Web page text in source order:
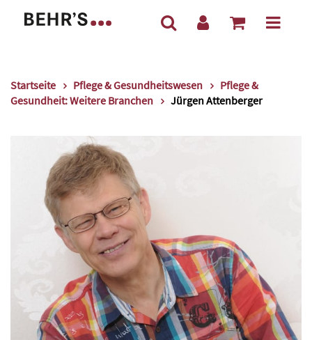
Startseite Pflege & Gesundheitswesen
Pflege &
Gesundheit: Weitere Branchen
Jürgen Attenberger